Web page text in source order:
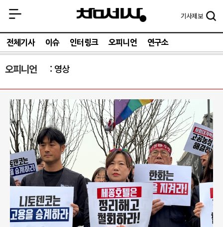
기사제보
전체기사 이슈 인터링크 오피니언 연구소
오피니언 영상